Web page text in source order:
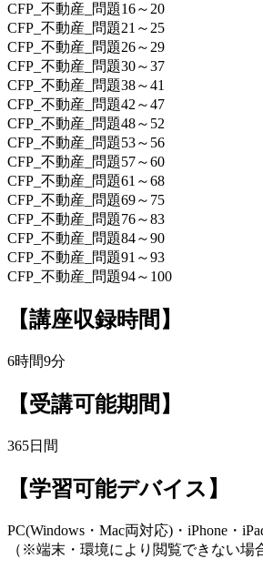
CFP_不動産_問題16～20
CFP_不動産_問題21～25
CFP_不動産_問題26～29
CFP_不動産_問題30～37
CFP_不動産_問題38～41
CFP_不動産_問題42～47
CFP_不動産_問題48～52
CFP_不動産_問題53～56
CFP_不動産_問題57～60
CFP_不動産_問題61～68
CFP_不動産_問題69～75
CFP_不動産_問題76～83
CFP_不動産_問題84～90
CFP_不動産_問題91～93
CFP_不動産_問題94～100
【講座収録時間】
6時間9分
【受講可能期間】
365日間
【学習可能デバイス】
PC(Windows・Mac両対応)・iPhone・
（※端末・環境により閲覧できない場